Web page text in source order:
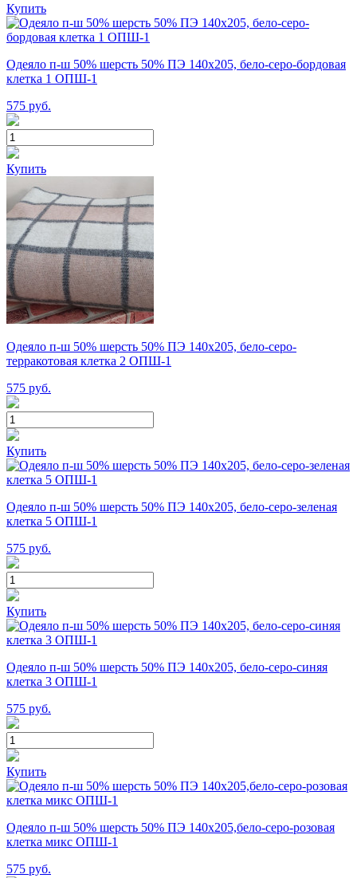
Купить
Одеяло п-ш 50% шерсть 50% ПЭ 140х205, бело-серо-бордовая
клетка 1 ОПШ-1
575 руб.
Купить
Одеяло п-ш 50% шерсть 50% ПЭ 140х205, бело-серо-
терракотовая клетка 2 ОПШ-1
575 руб.
Купить
Одеяло п-ш 50% шерсть 50% ПЭ 140х205, бело-серо-зеленая
клетка 5 ОПШ-1
575 руб.
Купить
Одеяло п-ш 50% шерсть 50% ПЭ 140х205, бело-серо-синяя
клетка 3 ОПШ-1
575 руб.
Купить
Одеяло п-ш 50% шерсть 50% ПЭ 140х205,бело-серо-розовая
клетка микс ОПШ-1
575 руб.